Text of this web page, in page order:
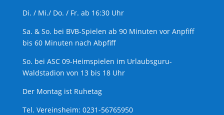
Di. / Mi./ Do. / Fr. ab 16:30 Uhr
Sa. & So. bei BVB-Spielen ab 90 Minuten vor Anpfiff
bis 60 Minuten nach Abpfiff
So. bei ASC 09-Heimspielen im Urlaubsguru-
Waldstadion von 13 bis 18 Uhr
Der Montag ist Ruhetag
Tel. Vereinsheim: 0231-56765950